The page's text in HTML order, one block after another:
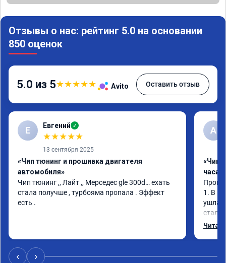
Отзывы о нас: рейтинг 5.0 на основании
850 оценок
5.0 из 5★★★★★ Avito Оставить отзыв
Е Евгений ✓
★★★★★
13 сентября 2025
«Чип тюнинг и прошивка двигателя
автомобиля»
Чип тюнинг ,, Лайт ,, Мерседес gle 300d… ехать
стала получше , турбояма пропала . Эффект
есть .
А
«Чип
часа»
1. В
ушла
стало
Одни
‹ ›